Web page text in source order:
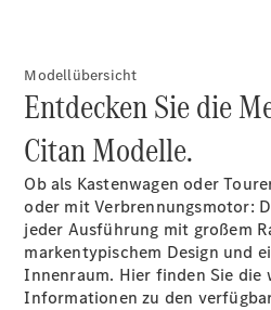
Konfigurator
Probefahrt
Mercedes-
Benz Store
eSprinter
Modellübersicht
Entdecken Sie die
Citan Modelle.
Ob als Kastenwagen oder
oder mit Verbrennungsmotor:
jeder Ausführung mit großem
markentypischem Design und
Innenraum. Hier finden Sie die
Informationen zu den